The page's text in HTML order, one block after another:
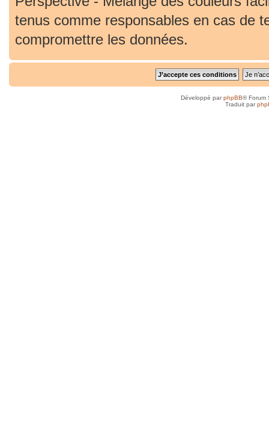
tenus comme responsables en cas de
compromettre les données.
Développé parphpBB® Forum
Traduit par